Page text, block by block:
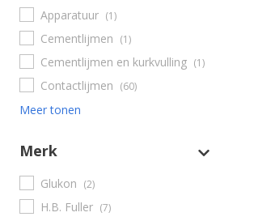
Apparatuur (1)
Cementlijmen (1)
Cementlijmen en kurkvulling (1)
Contactlijmen (60)
Meer tonen
Merk
Glukon (2)
H.B. Fuller (7)